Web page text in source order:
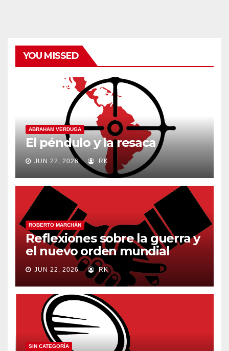
YOU MISSED
ABRAHAM VERDUGA
El péndulo y la resaca
JUN 22, 2026 RK
ROBERTO MARCHÁN
Reflexiones sobre la guerra y
el nuevo orden mundial
JUN 22, 2026 RK
SIN CATEGORÍA